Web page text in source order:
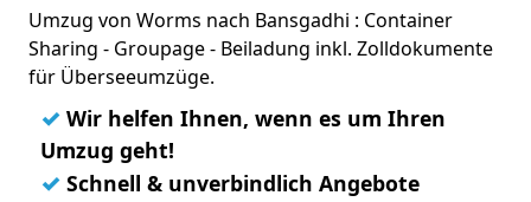
Umzug von Worms nach Bansgadhi : Container
Sharing - Groupage - Beiladung inkl. Zolldokumente
für Überseeumzüge.
✓ Wir helfen Ihnen, wenn es um Ihren
Umzug geht!
✓ Schnell & unverbindlich Angebote